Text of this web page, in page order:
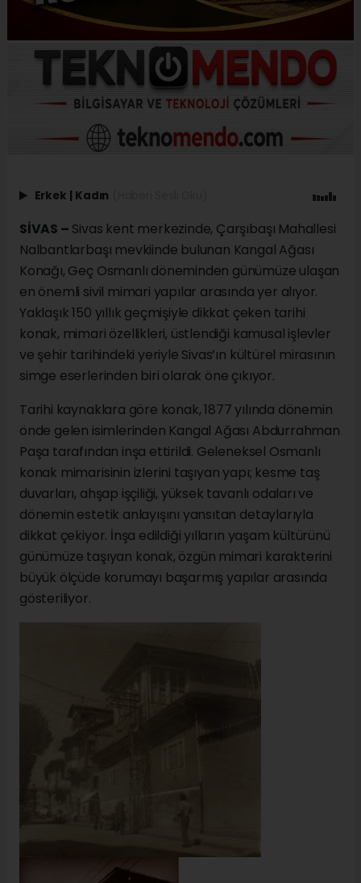
Erkek Kadın
SİVAS – Sivas kent merkezinde, Çarşıbaşı Mahallesi
Nalbantlarbaşı mevkiinde bulunan Kangal Ağası
Konağı, Geç Osmanlı döneminden günümüze ulaşan
en önemli sivil mimari yapılar arasında yer alıyor.
Yaklaşık 150 yıllık geçmişiyle dikkat çeken tarihi
konak, mimari özellikleri, üstlendiği kamusal işlevler
ve şehir tarihindeki yeriyle Sivas’ın kültürel mirasının
simge eserlerinden biri olarak öne çıkıyor.
Tarihi kaynaklara göre konak, 1877 yılında dönemin
önde gelen isimlerinden Kangal Ağası Abdurrahman
Paşa tarafından inşa ettirildi. Geleneksel Osmanlı
konak mimarisinin izlerini taşıyan yapı; kesme taş
duvarları, ahşap işçiliği, yüksek tavanlı odaları ve
dönemin estetik anlayışını yansıtan detaylarıyla
dikkat çekiyor. İnşa edildiği yılların yaşam kültürünü
günümüze taşıyan konak, özgün mimari karakterini
büyük ölçüde korumayı başarmış yapılar arasında
gösteriliyor.